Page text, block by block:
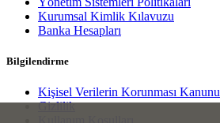
Kurumsal Kimlik Kılavuzu
Banka Hesapları
Bilgilendirme
Kişisel Verilerin Korunması Kanunu
Gizlilik